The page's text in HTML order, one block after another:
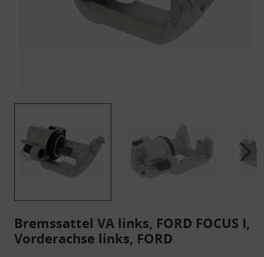
Bremssattel VA links, FORD FOCUS I,
Vorderachse links, FORD